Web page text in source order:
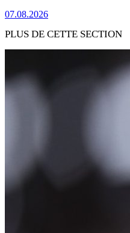
07.08.2026
PLUS DE CETTE SECTION